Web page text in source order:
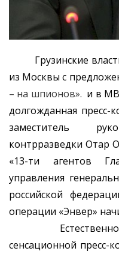
Грузинские
из Москвы с
– на шпионов». и в
долгожданная пресс-
заместитель
контрразведки Отар
«13-ти агентов
управления
российской
операции «Энвер»
Естественно,
сенсационной пресс-